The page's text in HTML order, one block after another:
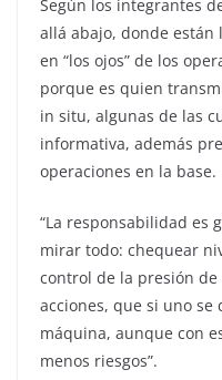
Según los integrantes
allá abajo, donde
en “los ojos” de los
porque es quien
in situ, algunas de las
informativa, además
operaciones en la base.
“La responsabilidad es
mirar todo: chequear
control de la presión
acciones, que si uno
máquina, aunque con
menos riesgos”.